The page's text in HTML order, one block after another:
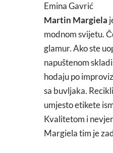
Emina Gavrić
Martin Margiela
modnom svijetu.
glamur. Ako ste
napuštenom
hodaju po
sa buvljaka.
umjesto etikete
Kvalitetom i
Margiela tim je